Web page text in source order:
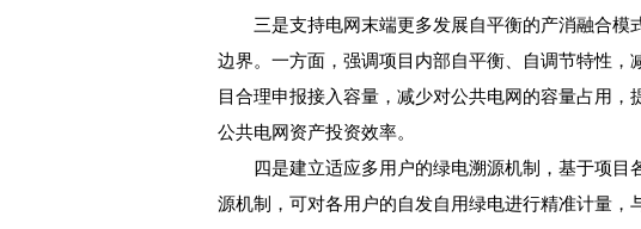
三是支持电网末端更多发展自平衡的产消融合模
边界。一方面，强调项目内部自平衡、自调节特性，
目合理申报接入容量，减少对公共电网的容量占用
公共电网资产投资效率。
四是建立适应多用户的绿电溯源机制，基于项目
源机制，可对各用户的自发自用绿电进行精准计量，